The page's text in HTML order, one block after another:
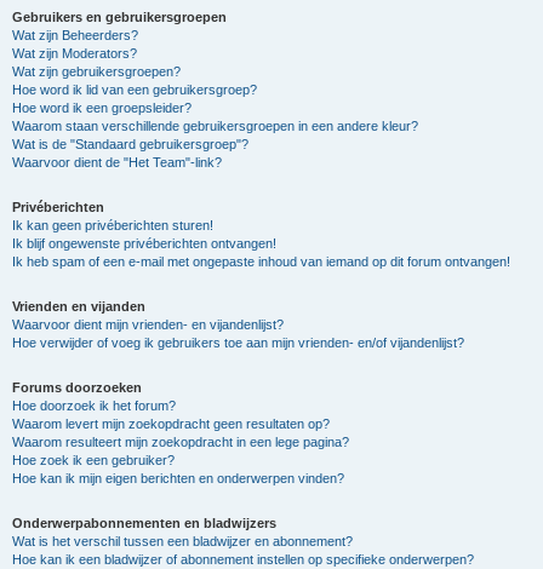
Gebruikers en gebruikersgroepen
Wat zijn Beheerders?
Wat zijn Moderators?
Wat zijn gebruikersgroepen?
Hoe word ik lid van een gebruikersgroep?
Hoe word ik een groepsleider?
Waarom staan verschillende gebruikersgroepen in een andere kleur?
Wat is de "Standaard gebruikersgroep"?
Waarvoor dient de "Het Team"-link?
Privéberichten
Ik kan geen privéberichten sturen!
Ik blijf ongewenste privéberichten ontvangen!
Ik heb spam of een e-mail met ongepaste inhoud van iemand op dit forum ontvangen!
Vrienden en vijanden
Waarvoor dient mijn vrienden- en vijandenlijst?
Hoe verwijder of voeg ik gebruikers toe aan mijn vrienden- en/of vijandenlijst?
Forums doorzoeken
Hoe doorzoek ik het forum?
Waarom levert mijn zoekopdracht geen resultaten op?
Waarom resulteert mijn zoekopdracht in een lege pagina?
Hoe zoek ik een gebruiker?
Hoe kan ik mijn eigen berichten en onderwerpen vinden?
Onderwerpabonnementen en bladwijzers
Wat is het verschil tussen een bladwijzer en abonnement?
Hoe kan ik een bladwijzer of abonnement instellen op specifieke onderwerpen?